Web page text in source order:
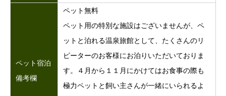
ペット宿泊
備考欄
ペット無料
ペット用の特別な施設はございませんが、ペ
ットと泊れる温泉旅館として、たくさんのリ
ピーターのお客様にお泊りいただいておりま
す。４月から１１月にかけてはお食事の際も
極力ペットと飼い主さんが一緒にいられるよ